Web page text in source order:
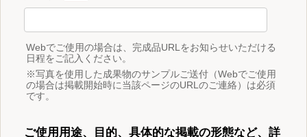
Webでご使用の場合は、完成品URLをお知らせいただける
日程をご記入ください。
※写真を使用した成果物のサンプルご送付（Webでご使用
の場合は掲載開始時に当該ページのURLのご連絡）は必須
です。
ご使用用途、目的、具体的な掲載の形態など、詳